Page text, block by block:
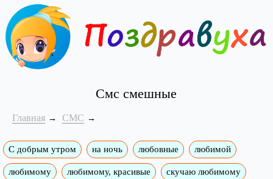
Смс смешные
Главная СМС
С добрым утром на ночь любовные любимой
любимому любимому, красивые скучаю любимому